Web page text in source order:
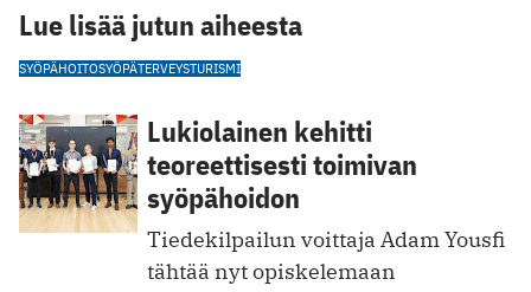
Lue lisää jutun aiheesta
SYÖPÄHOITOSYÖPÄTERVEYSTURISMI
Lukiolainen kehitti
teoreettisesti toimivan
syöpähoidon
Tiedekilpailun voittaja Adam Yousfi
tähtää nyt opiskelemaan